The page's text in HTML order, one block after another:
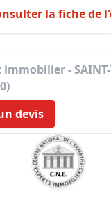
la fiche de
- SAINT-
devis